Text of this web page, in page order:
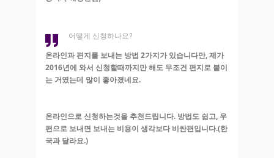
어떻게 신청하나요?
온라인과 편지를 보내는 방법 2가지가 있습니다만, 제가
2016년에 와서 신청할때까지만 해도 무조건 편지로 붙이
는 거였는데 많이 좋아졌네요.
온라인으로 신청하는것을 추천드립니다. 방법도 쉽고, 우
편으로 보내면 보내는 비용이 생각보다 비싼편입니다.(한
국과 달라요.)